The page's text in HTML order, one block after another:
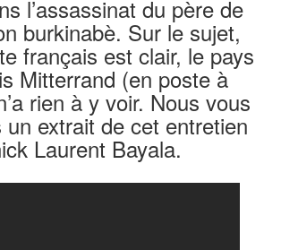
l’assassinat du père de
burkinabè. Sur le sujet,
français est clair, le pays
Mitterrand (en poste à
rien à y voir. Nous vous
un extrait de cet entretien
Laurent Bayala.